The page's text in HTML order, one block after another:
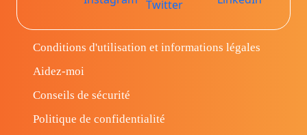
Conditions d'utilisation et informations légales
Aidez-moi
Conseils de sécurité
Politique de confidentialité